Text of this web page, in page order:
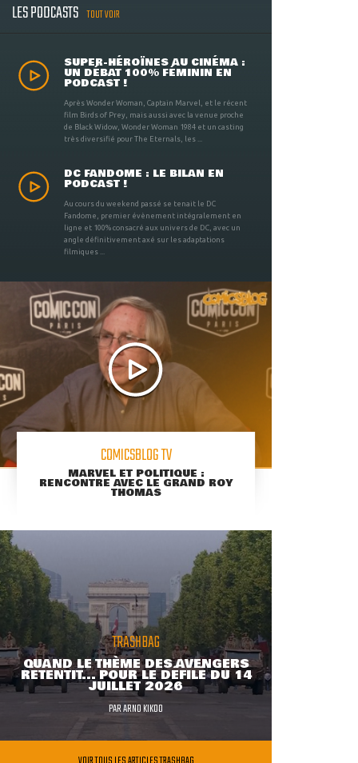
LES PODCASTS TOUT VOIR
SUPER-HÉROÏNES AU CINÉMA :
UN DÉBAT 100% FÉMININ EN
PODCAST !
Après Wonder Woman, Captain Marvel, et le récent
film Birds of Prey, mais aussi avec la venue proche
de Black Widow, Wonder Woman 1984 et un casting
très diversifié pour The Eternals, les ...
DC FANDOME : LE BILAN EN
PODCAST !
Au cours du weekend passé se tenait le DC
Fandome, premier évènement intégralement en
ligne et 100% consacré aux univers de DC, avec un
angle définitivement axé sur les adaptations
filmiques ...
COMICSBLOG TV
MARVEL ET POLITIQUE :
RENCONTRE AVEC LE GRAND ROY
THOMAS
TRASHBAG
QUAND LE THÈME DES AVENGERS
RETENTIT... POUR LE DÉFILÉ DU 14
JUILLET 2026
PARARNO KIKOO